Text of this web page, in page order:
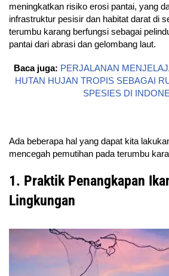
meningkatkan risiko erosi pantai, yang
infrastruktur pesisir dan habitat darat di
terumbu karang berfungsi sebagai
pantai dari abrasi dan gelombang laut.
Baca juga: PERJALANAN
HUTAN HUJAN TROPIS SEBAGAI
SPESIES DI
Ada beberapa hal yang dapat kita
mencegah pemutihan pada terumbu
1. Praktik Penangkapan
Lingkungan